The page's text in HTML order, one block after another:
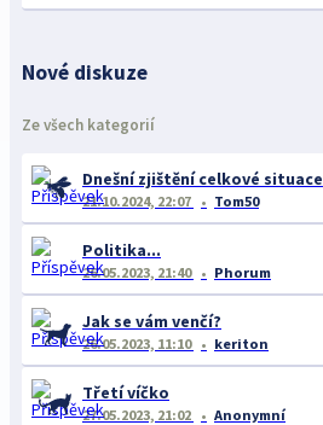
Nové diskuze
Ze všech kategorií
Dnešní zjištění celkové situace
21.10.2024, 22:07 Tom50
Politika...
26.05.2023, 21:40 Phorum
Jak se vám venčí?
26.05.2023, 11:10 keriton
Třetí víčko
27.05.2023, 21:02 Anonymní